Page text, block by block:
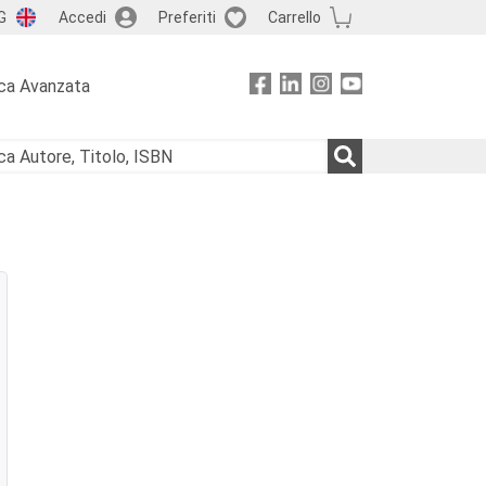
Accedi Preferiti Carrello
Avanzata